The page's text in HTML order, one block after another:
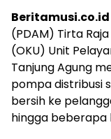
Beritamusi.co.id
(PDAM) Tirta
(OKU) Unit
Tanjung Agung
pompa distribusi
bersih ke
hingga beberapa